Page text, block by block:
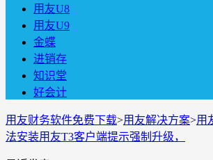
用友U8
用友U9
金蝶
进销存
知识堂
好会计
用友财务软件免费下载>用友解决方案>用
法安装用友T3客户端提示强制升级，